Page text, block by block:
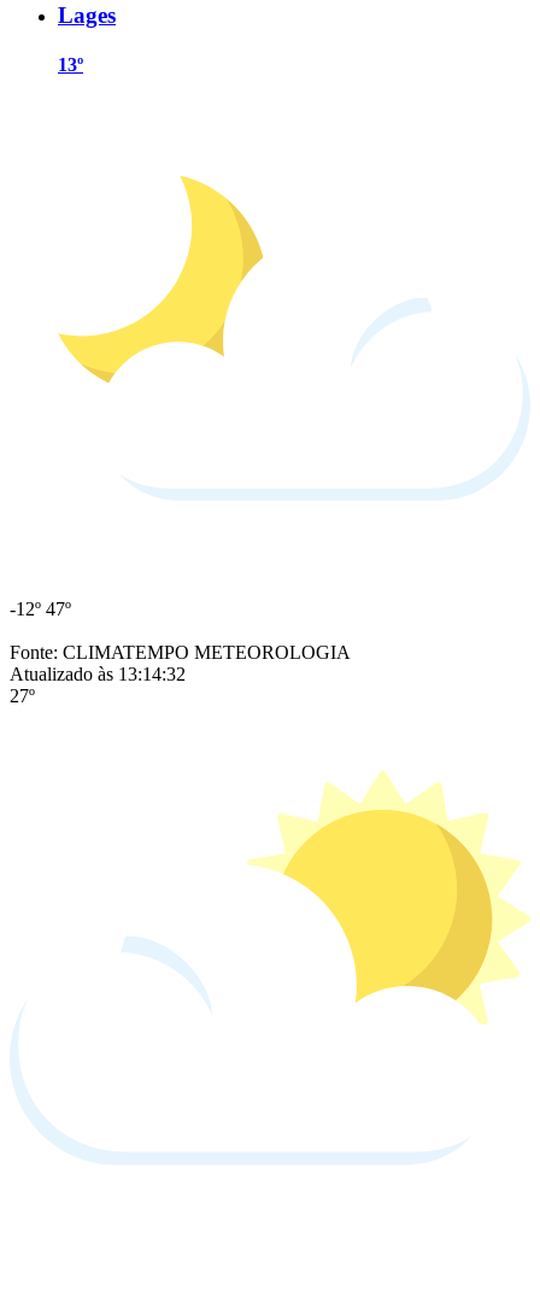
Lages
13º
-12º 47º
Fonte: CLIMATEMPO METEOROLOGIA
Atualizado às 13:14:32
27º